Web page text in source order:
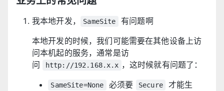
我本地开发， SameSite
有问题啊
本地开发的时候，我们可能需要在其他设备上访
问本机起的服务，通常是访
问
http://192.168.x.x ，这时候就有问题了：
SameSite=None 必须要 Secure
才能生